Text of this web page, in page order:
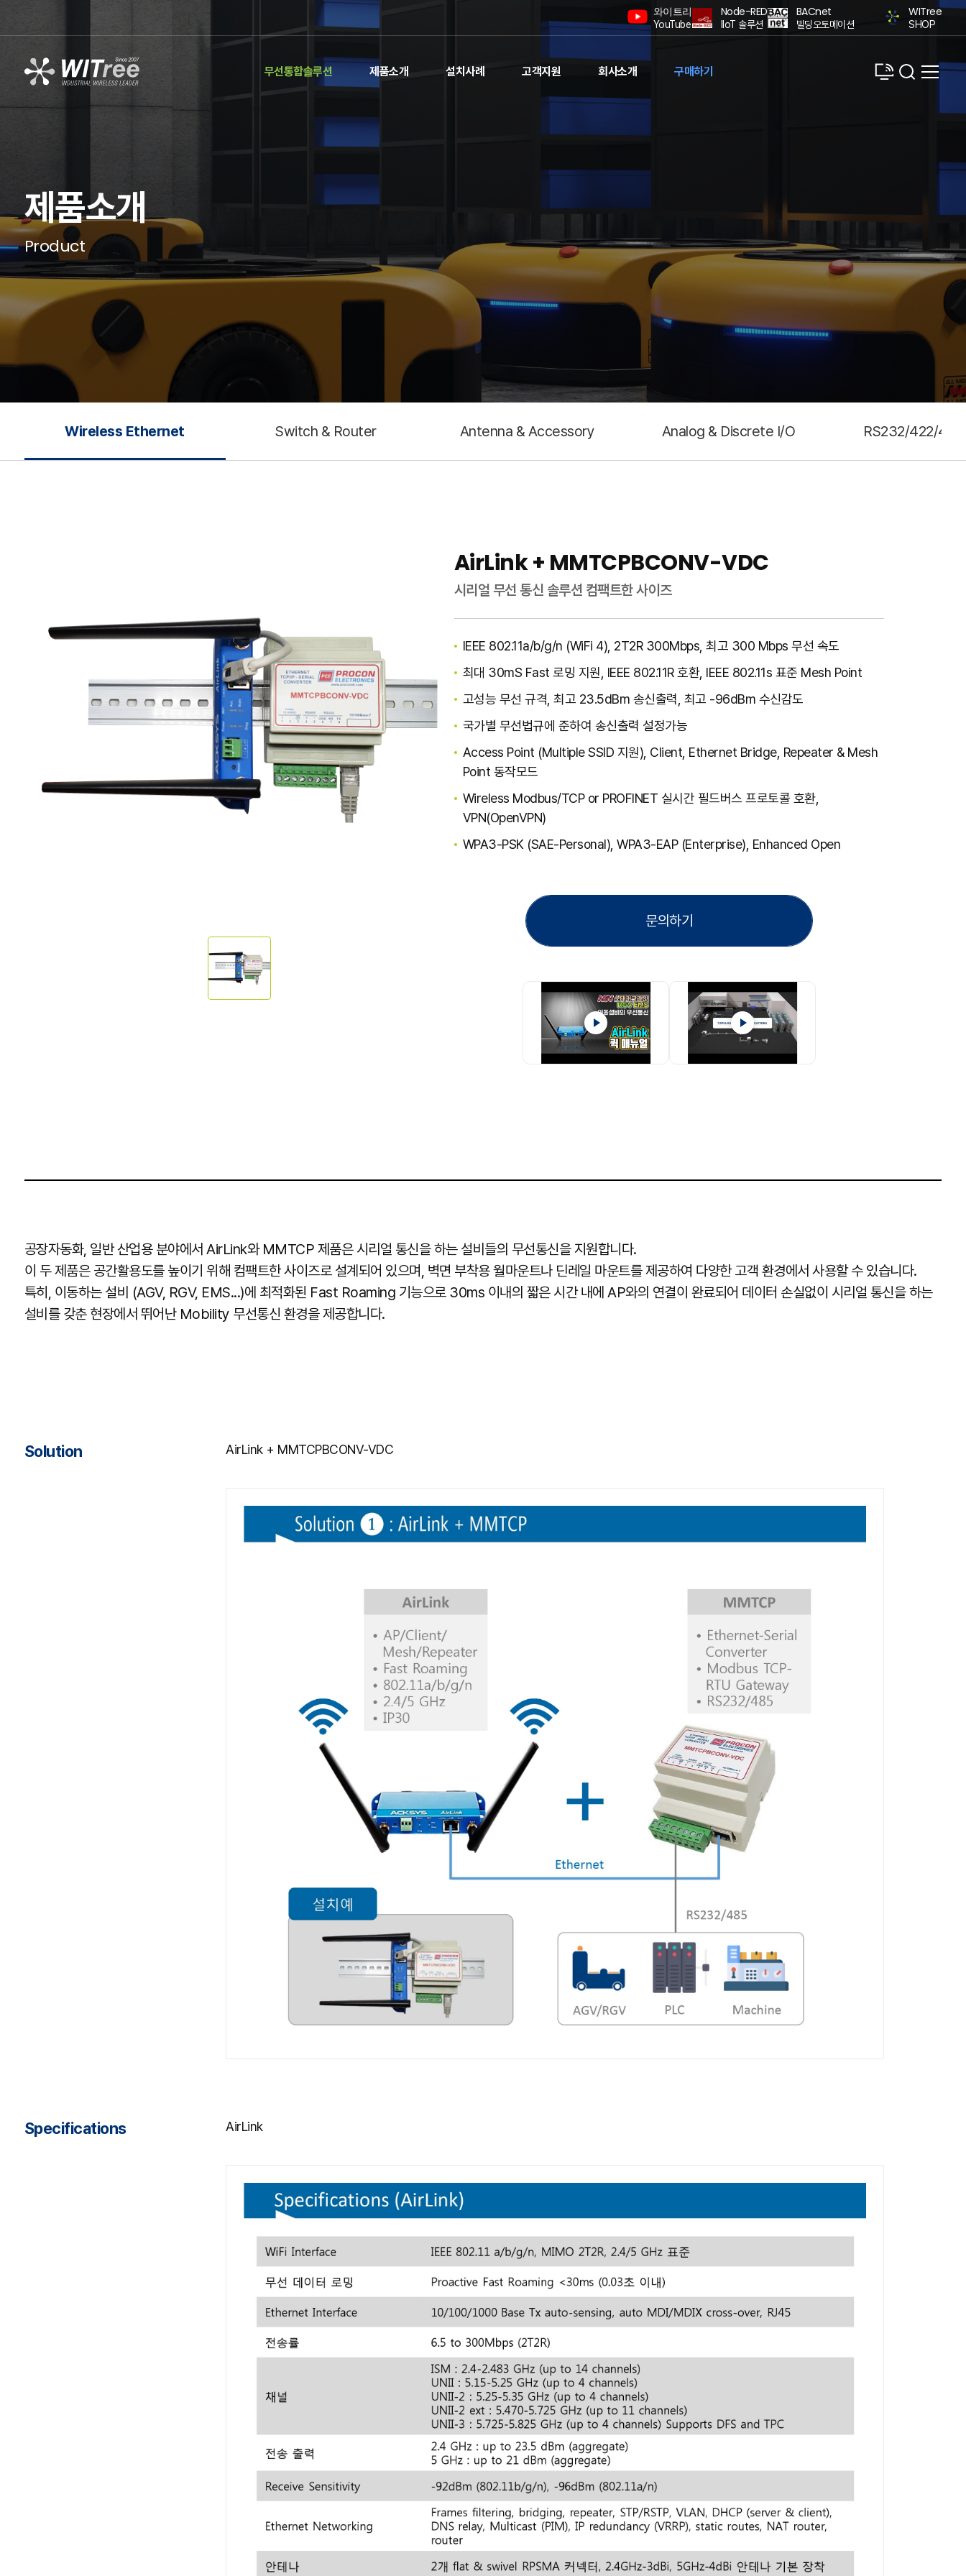
와이트리
YouTube
Node-RED
IIoT 솔루션
BACnet
빌딩오토메이션
WITree
SHOP
무선통합솔루션 제품소개 설치사례 고객지원 회사소개 구매하기
제품소개
Product
Wireless Ethernet Switch & Router Antenna & Accessory Analog & Discrete I/O RS232/422/
AirLink + MMTCPBCONV-VDC
시리얼 무선 통신 솔루션 컴팩트한 사이즈
IEEE 802.11a/b/g/n (WiFi 4), 2T2R 300Mbps, 최고 300 Mbps 무선 속도
최대 30mS Fast 로밍 지원, IEEE 802.11R 호환, IEEE 802.11s 표준 Mesh Point
고성능 무선 규격, 최고 23.5dBm 송신출력, 최고 -96dBm 수신감도
국가별 무선법규에 준하여 송신출력 설정가능
Access Point (Multiple SSID 지원), Client, Ethernet Bridge, Repeater & Mesh
Point 동작모드
Wireless Modbus/TCP or PROFINET 실시간 필드버스 프로토콜 호환,
VPN(OpenVPN)
WPA3-PSK (SAE-Personal), WPA3-EAP (Enterprise), Enhanced Open
broadcast control
WMM QoS, VLAN, Multicast & IGMP-Snooping 모드 지원
Auto-sensing 10/100/1000 BaseTx 이더넷, RJ45
+9~+48VDC (3핀 피닉스 커넥터), PoE 802.3at / 802.3af
소비전력: 5.5W, 최대 8.5 Watts
문의하기
공장자동화, 일반 산업용 분야에서 AirLink와 MMTCP 제품은 시리얼 통신을 하는 설비들의 무선통신을 지원합니다.
이 두 제품은 공간활용도를 높이기 위해 컴팩트한 사이즈로 설계되어 있으며, 벽면 부착용 월마운트나 딘레일 마운트를 제공하여 다양한 고객 환경에서 사용할 수 있습니다.
특히, 이동하는 설비 (AGV, RGV, EMS...)에 최적화된 Fast Roaming 기능으로 30ms 이내의 짧은 시간 내에 AP와의 연결이 완료되어 데이터 손실없이 시리얼 통신을 하는
설비를 갖춘 현장에서 뛰어난 Mobility 무선통신 환경을 제공합니다.
Solution AirLink + MMTCPBCONV-VDC
Specifications AirLink